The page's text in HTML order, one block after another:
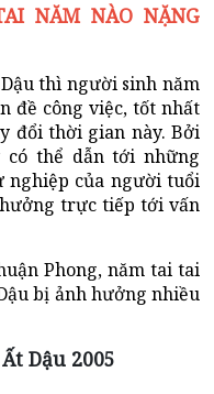
NĂM NÀO NẶNG
thì người sinh năm
đề công việc, tốt nhất
đổi thời gian này. Bởi
thể dẫn tới những
nghiệp của người tuổi
trực tiếp tới vấn
Phong, năm tai tai
bị ảnh hưởng nhiều
Dậu 2005